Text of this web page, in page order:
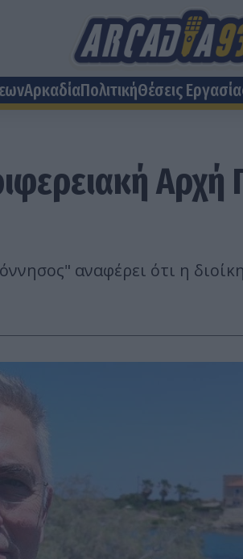
ΑρκαδίαΠολιτικήΘέσεις
Αρχή
αναφέρει ότι η